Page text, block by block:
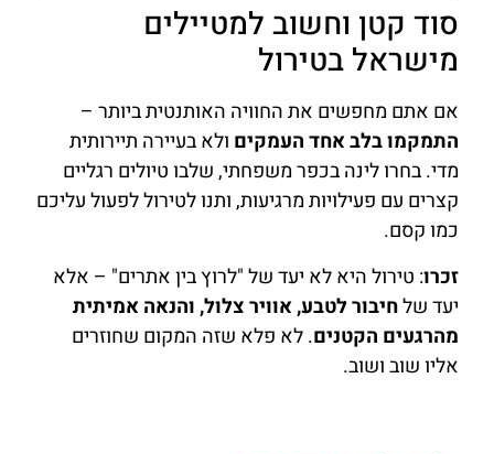
סוד קטן וחשוב למטיילים
מישראל בטירול
אם אתם מחפשים את החוויה האותנטית ביותר –
התמקמו בלב אחד העמקים ולא בעיירה תיירותית
מדי. בחרו לינה בכפר משפחתי, שלבו טיולים רגליים
קצרים עם פעילויות מרגיעות, ותנו לטירול לפעול עליכם
כמו קסם.
זכרו: טירול היא לא יעד של "לרוץ בין אתרים" – אלא
יעד שלחיבור לטבע, אוויר צלול, והנאה אמיתית
מהרגעים הקטנים. לא פלא שזה המקום שחוזרים
אליו שוב ושוב.